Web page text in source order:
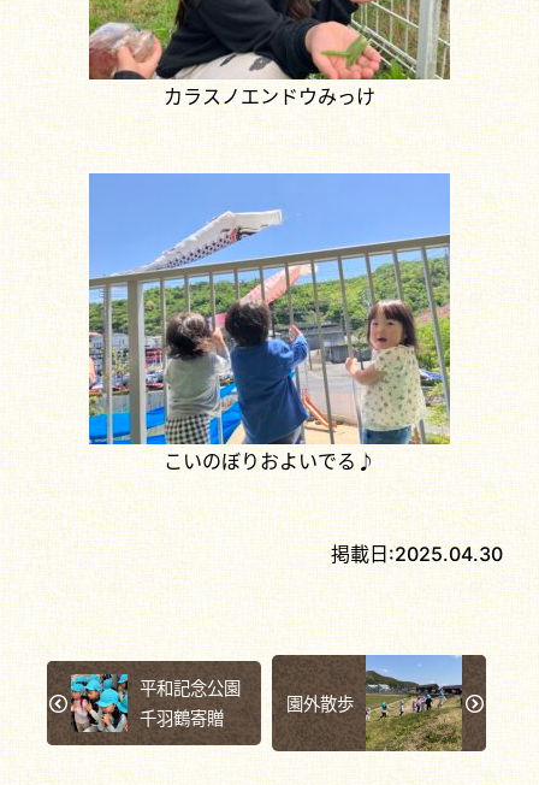
カラスノエンドウみっけ
こいのぼりおよいでる♪
掲載日:2025.04.30
平和記念公園
千羽鶴寄贈
園外散歩